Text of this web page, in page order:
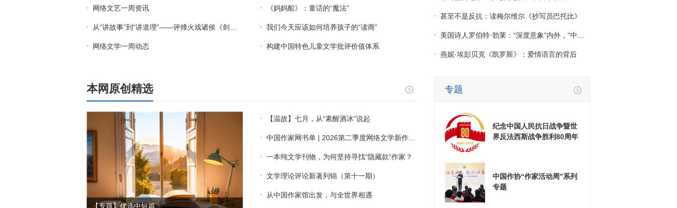
网络文艺一周资讯
从“讲故事”到“讲道理”——评烽火戏诸侯《剑来》
网络文学一周动态
《妈妈船》：童话的“魔法”
我们今天应该如何培养孩子的“读商”
构建中国特色儿童文学批评价值体系
甚至不是反抗：读梅尔维尔《抄写员巴托比》
美国诗人罗伯特·勃莱：“深度意象”内外，“中国意象”之间
燕妮·埃彭贝克《凯罗斯》：爱情语言的背后
本网原创精选
【专题】优选中短篇
【温故】七月，从“素醒酒冰”说起
中国作家网书单 | 2026第二季度网络文学新作推介
一本纯文学刊物，为何坚持寻找“隐藏款”作家？
文学理论评论新著列锦（第十一期）
从中国作家馆出发，与全世界相遇
专题
纪念中国人民抗日战争暨世
界反法西斯战争胜利80周年
中国作协“作家活动周”系列
专题